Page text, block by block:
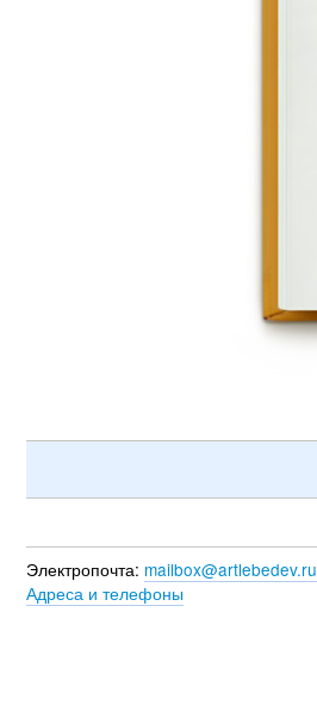
Электропочта: mailbox@artlebedev.ru
Адреса и телефоны